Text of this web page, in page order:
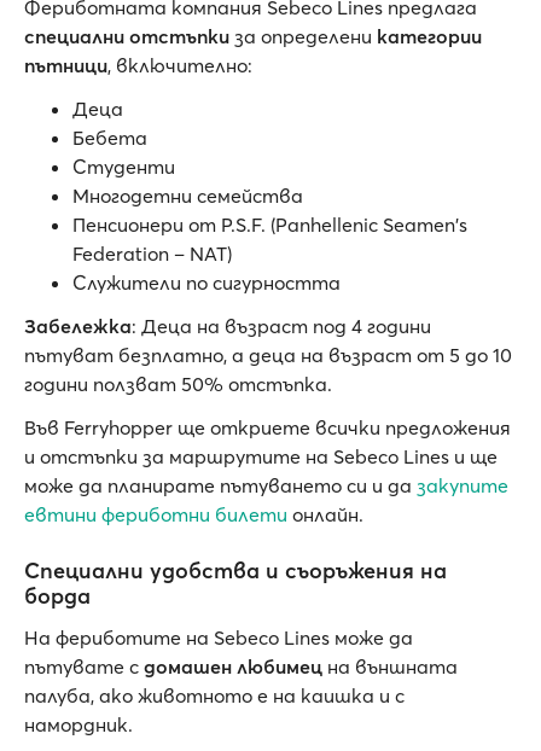
Фериботната компания Sebeco Lines предлага
специални отстъпки за определени категории
пътници, включително:
Деца
Бебета
Студенти
Многодетни семейства
Пенсионери от P.S.F. (Panhellenic Seamen's
Federation – NAT)
Служители по сигурността
Забележка: Деца на възраст под 4 години
пътуват безплатно, а деца на възраст от 5 до 10
години ползват 50% отстъпка.
Във Ferryhopper ще откриете всички предложения
и отстъпки за маршрутите на Sebeco Lines и ще
може да планирате пътуването си и да закупите
евтини фериботни билети онлайн.
Специални удобства и съоръжения на
борда
На фериботите на Sebeco Lines може да
пътувате с домашен любимец на външната
палуба, ако животното е на каишка и с
намордник.